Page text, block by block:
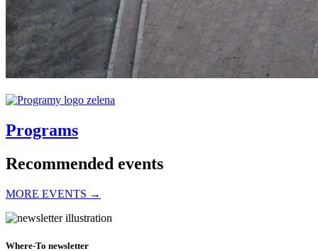
Programs
Recommended events
MORE EVENTS →
The town of Šamorín
Where-To newsletter